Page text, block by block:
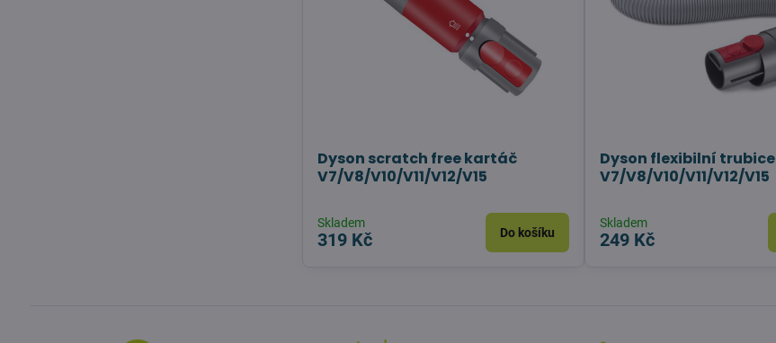
Dyson scratch free kartáč
V7/V8/V10/V11/V12/V15
Skladem
319 Kč Do košíku
Dyson flexibilní trubice
V7/V8/V10/V11/V12/V15
Skladem
249 Kč